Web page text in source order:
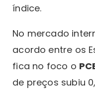
índice.
No mercado
acordo entre os
fica no foco o
de preços subiu